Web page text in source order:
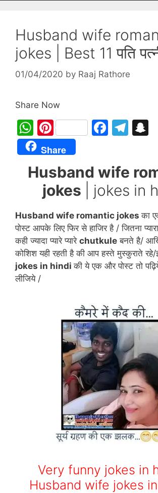
Husband wife
jokes | Best 11 पति
01/04/2020 by Raaj Rathore
Share Now
W
h
at
s
A
p
p
Pi
nt
er
e
st
F
e
b
o
o
k
T
gr
a
m
p
c
h
Share
Husband wife
jokes
| jokes in
Husband wife romantic jokesका
पोस्ट आपके लिए फिर से हाजिर है / जितना
कही ज्यादा प्यारे प्यारे chutkule बनते है/
कोशिश यही रहती है की आप हस्ते मुस्कुराते रहे/
jokes in hindiकी ये एक और पोस्ट तो
लीजिये /
Very funny jokes in
Husband wife jokes in